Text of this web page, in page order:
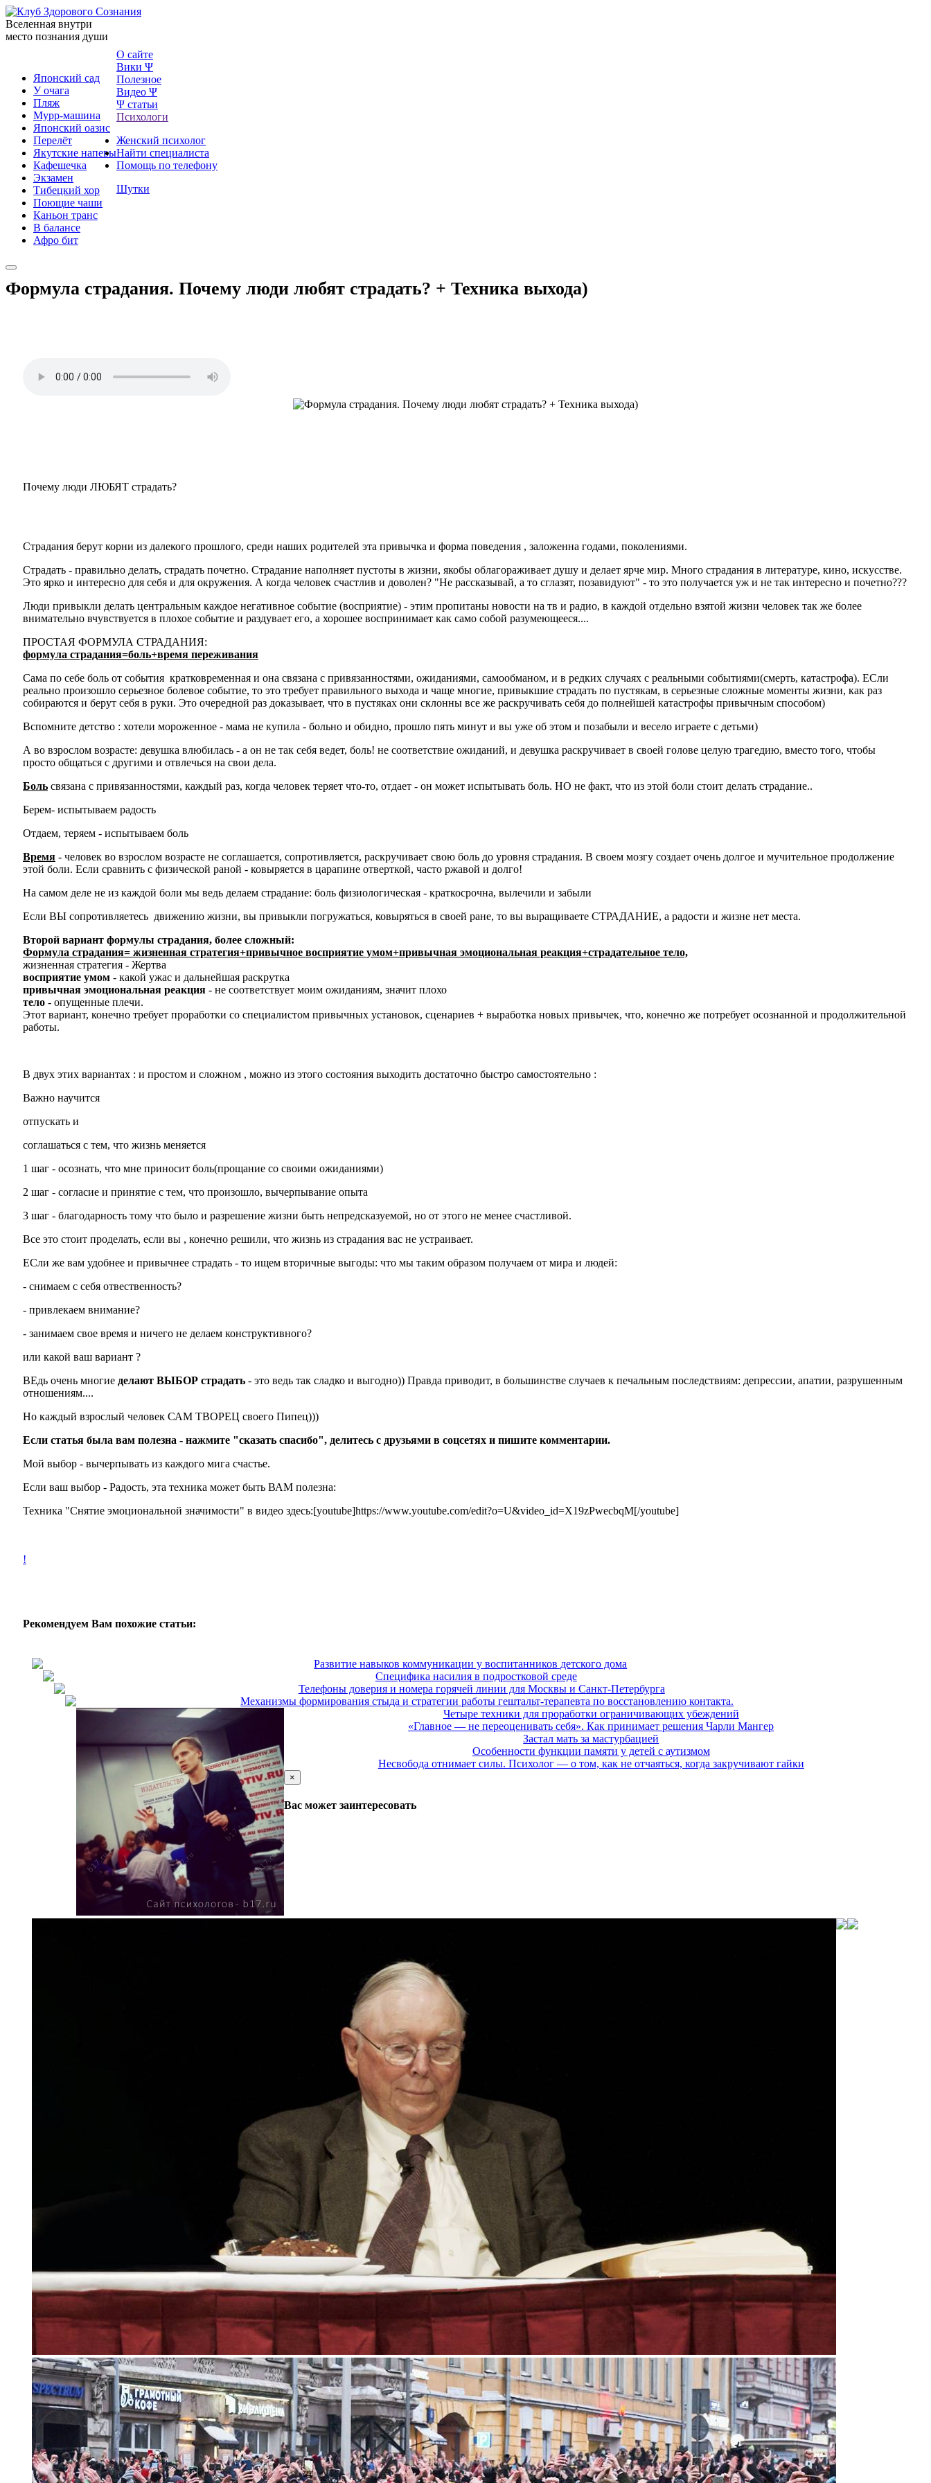
Вселенная внутри
место познания души
Японский сад
У очага
Пляж
Мурр-машина
Японский оазис
Перелёт
Якутские напевы
Кафешечка
Экзамен
Тибецкий хор
Поющие чаши
Каньон транс
В балансе
Афро бит
О сайте
Вики Ψ
Полезное
Видео Ψ
Ψ статьи
Психологи
Женский психолог
Найти специалиста
Помощь по телефону
Шутки
Формула страдания. Почему люди любят страдать? + Техника выхода)
Почему люди ЛЮБЯТ страдать?
Страдания берут корни из далекого прошлого, среди наших родителей эта привычка и форма поведения , заложенна годами, поколениями.
Страдать - правильно делать, страдать почетно. Страдание наполняет пустоты в жизни, якобы облагораживает душу и делает ярче мир. Много страдания в литературе, кино, искусстве.
Это ярко и интересно для себя и для окружения. А когда человек счастлив и доволен? "Не рассказывай, а то сглазят, позавидуют" - то это получается уж и не так интересно и почетно???
Люди привыкли делать центральным каждое негативное событие (восприятие) - этим пропитаны новости на тв и радио, в каждой отдельно взятой жизни человек так же более
внимательно вчувствуется в плохое событие и раздувает его, а хорошее воспринимает как само собой разумеющееся....
ПРОСТАЯ ФОРМУЛА СТРАДАНИЯ:
формула страдания=боль+время переживания
Сама по себе боль от события кратковременная и она связана с привязанностями, ожиданиями, самообманом, и в редких случаях с реальными событиями(смерть, катастрофа). ЕСли
реально произошло серьезное болевое событие, то это требует правильного выхода и чаще многие, привыкшие страдать по пустякам, в серьезные сложные моменты жизни, как раз
собираются и берут себя в руки. Это очередной раз доказывает, что в пустяках они склонны все же раскручивать себя до полнейшей катастрофы привычным способом)
Вспомните детство : хотели мороженное - мама не купила - больно и обидно, прошло пять минут и вы уже об этом и позабыли и весело играете с детьми)
А во взрослом возрасте: девушка влюбилась - а он не так себя ведет, боль! не соответствие ожиданий, и девушка раскручивает в своей голове целую трагедию, вместо того, чтобы
просто общаться с другими и отвлечься на свои дела.
Боль связана с привязанностями, каждый раз, когда человек теряет что-то, отдает - он может испытывать боль. НО не факт, что из этой боли стоит делать страдание..
Берем- испытываем радость
Отдаем, теряем - испытываем боль
Время - человек во взрослом возрасте не соглашается, сопротивляется, раскручивает свою боль до уровня страдания. В своем мозгу создает очень долгое и мучительное продолжение
этой боли. Если сравнить с физической раной - ковыряется в царапине отверткой, часто ржавой и долго!
На самом деле не из каждой боли мы ведь делаем страдание: боль физиологическая - краткосрочна, вылечили и забыли
Если ВЫ сопротивляетесь движению жизни, вы привыкли погружаться, ковыряться в своей ране, то вы выращиваете СТРАДАНИЕ, а радости и жизне нет места.
Второй вариант формулы страдания, более сложный:
Формула страдания= жизненная стратегия+привычное восприятие умом+привычная эмоциональная реакция+страдательное тело,
жизненная стратегия - Жертва
восприятие умом - какой ужас и дальнейшая раскрутка
привычная эмоциональная реакция - не соответствует моим ожиданиям, значит плохо
тело - опущенные плечи.
Этот вариант, конечно требует проработки со специалистом привычных установок, сценариев + выработка новых привычек, что, конечно же потребует осознанной и продолжительной
работы.
В двух этих вариантах : и простом и сложном , можно из этого состояния выходить достаточно быстро самостоятельно :
Важно научится
отпускать и
соглашаться с тем, что жизнь меняется
1 шаг - осознать, что мне приносит боль(прощание со своими ожиданиями)
2 шаг - согласие и принятие с тем, что произошло, вычерпывание опыта
3 шаг - благодарность тому что было и разрешение жизни быть непредсказуемой, но от этого не менее счастливой.
Все это стоит проделать, если вы , конечно решили, что жизнь из страдания вас не устраивает.
ЕСли же вам удобнее и привычнее страдать - то ищем вторичные выгоды: что мы таким образом получаем от мира и людей:
- снимаем с себя отвественность?
- привлекаем внимание?
- занимаем свое время и ничего не делаем конструктивного?
или какой ваш вариант ?
ВЕдь очень многие делают ВЫБОР страдать - это ведь так сладко и выгодно)) Правда приводит, в большинстве случаев к печальным последствиям: депрессии, апатии, разрушенным
отношениям....
Но каждый взрослый человек САМ ТВОРЕЦ своего Пипец)))
Если статья была вам полезна - нажмите "сказать спасибо", делитесь с друзьями в соцсетях и пишите комментарии.
Мой выбор - вычерпывать из каждого мига счастье.
Если ваш выбор - Радость, эта техника может быть ВАМ полезна:
Техника "Снятие эмоциональной значимости" в видео здесь:[youtube]https://www.youtube.com/edit?o=U&video_id=X19zPwecbqM[/youtube]
!
Рекомендуем Вам похожие статьи:
Развитие навыков коммуникации у воспитанников детского дома
Специфика насилия в подростковой среде
Телефоны доверия и номера горячей линии для Москвы и Санкт-Петербурга
Механизмы формирования стыда и стратегии работы гештальт-терапевта по восстановлению контакта.
Четыре техники для проработки ограничивающих убеждений
«Главное — не переоценивать себя». Как принимает решения Чарли Мангер
Застал мать за мастурбацией
Особенности функции памяти у детей с аутизмом
Несвобода отнимает силы. Психолог — о том, как не отчаяться, когда закручивают гайки
×
Вас может заинтересовать